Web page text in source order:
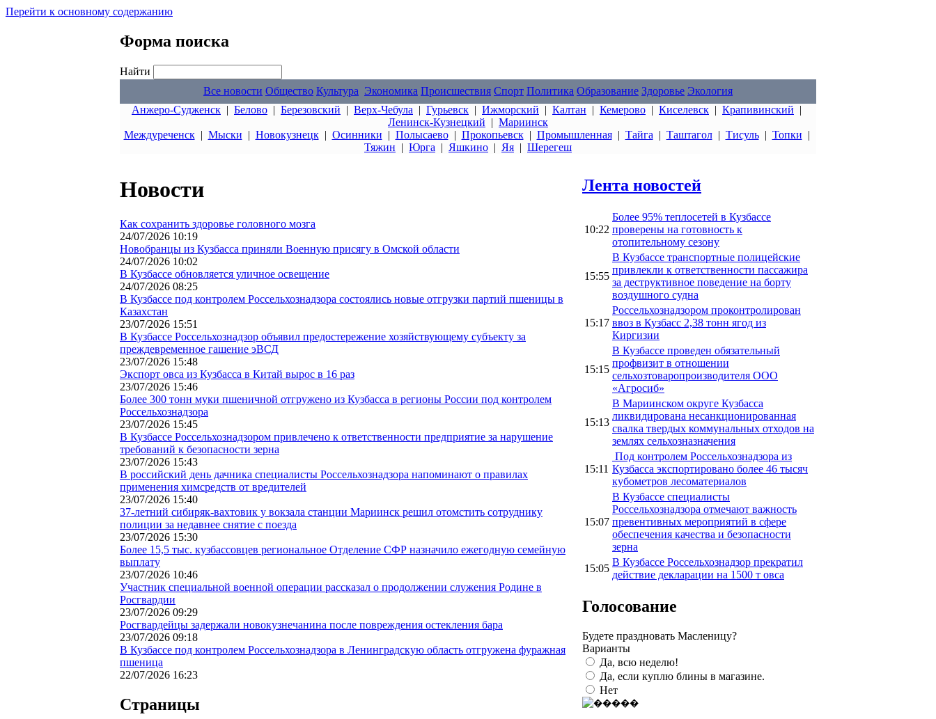
Перейти к основному содержанию
Форма поиска
Найти
Все новости Общество Культура Экономика Происшествия Спорт Политика Образование Здоровье Экология
Анжеро-Судженск | Белово | Березовский | Верх-Чебула | Гурьевск | Ижморский | Калтан | Кемерово | Киселевск | Крапивинский |
Ленинск-Кузнецкий | Мариинск
Междуреченск| Мыски | Новокузнецк| Осинники | Полысаево| Прокопьевск| Промышленная| Тайга | Таштагол| Тисуль| Топки |
Тяжин | Юрга | Яшкино | Яя | Шерегеш
Новости
Как сохранить здоровье головного мозга
24/07/2026 10:19
Новобранцы из Кузбасса приняли Военную присягу в Омской области
24/07/2026 10:02
В Кузбассе обновляется уличное освещение
24/07/2026 08:25
В Кузбассе под контролем Россельхознадзора состоялись новые отгрузки партий пшеницы в
Казахстан
23/07/2026 15:51
В Кузбассе Россельхознадзор объявил предостережение хозяйствующему субъекту за
преждевременное гашение эВСД
23/07/2026 15:48
Экспорт овса из Кузбасса в Китай вырос в 16 раз
23/07/2026 15:46
Более 300 тонн муки пшеничной отгружено из Кузбасса в регионы России под контролем
Россельхознадзора
23/07/2026 15:45
В Кузбассе Россельхознадзором привлечено к ответственности предприятие за нарушение
требований к безопасности зерна
23/07/2026 15:43
В российский день дачника специалисты Россельхознадзора напоминают о правилах
применения химсредств от вредителей
23/07/2026 15:40
37-летний сибиряк-вахтовик у вокзала станции Мариинск решил отомстить сотруднику
полиции за недавнее снятие с поезда
23/07/2026 15:30
Более 15,5 тыс. кузбассовцев региональное Отделение СФР назначило ежегодную семейную
выплату
23/07/2026 10:46
Участник специальной военной операции рассказал о продолжении служения Родине в
Росгвардии
23/07/2026 09:29
Росгвардейцы задержали новокузнечанина после повреждения остекления бара
23/07/2026 09:18
В Кузбассе под контролем Россельхознадзора в Ленинградскую область отгружена фуражная
пшеница
22/07/2026 16:23
Страницы
Лента новостей
10:22
Более 95% теплосетей в Кузбассе
проверены на готовность к
отопительному сезону
15:55
В Кузбассе транспортные полицейские
привлекли к ответственности пассажира
за деструктивное поведение на борту
воздушного судна
15:17
Россельхознадзором проконтролирован
ввоз в Кузбасс 2,38 тонн ягод из
Киргизии
15:15
В Кузбассе проведен обязательный
профвизит в отношении
сельхозтоваропроизводителя ООО
«Агросиб»
15:13
В Мариинском округе Кузбасса
ликвидирована несанкционированная
свалка твердых коммунальных отходов на
землях сельхозназначения
15:11
Под контролем Россельхознадзора из
Кузбасса экспортировано более 46 тысяч
кубометров лесоматериалов
15:07
В Кузбассе специалисты
Россельхознадзора отмечают важность
превентивных мероприятий в сфере
обеспечения качества и безопасности
зерна
15:05
В Кузбассе Россельхознадзор прекратил
действие декларации на 1500 т овса
Голосование
Будете праздновать Масленицу?
Варианты
Да, всю неделю!
Да, если куплю блины в магазине.
Нет